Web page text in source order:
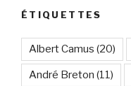
ÉTIQUETTES
Albert Camus (20)
André Breton (11)